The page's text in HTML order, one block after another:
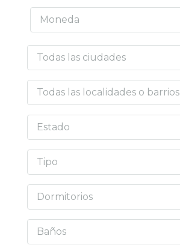
Moneda
Todas las ciudades
Todas las localidades o barrios
Estado
Tipo
Dormitorios
Baños